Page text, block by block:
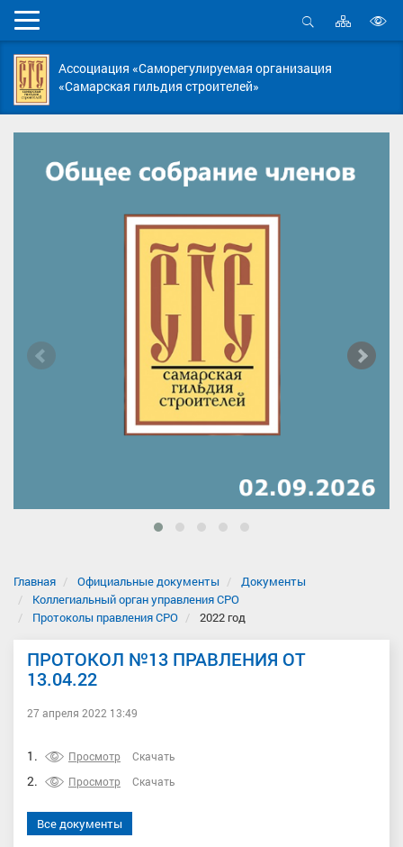
Мобильное
меню
Открыть
Карта
сайта
Ассоциация «Саморегулируемая организация
«Самарская гильдия строителей»
Главная Официальные документы
Документы
Коллегиальный орган управления СРО
Протоколы правления СРО
2022 год
ПРОТОКОЛ №13 ПРАВЛЕНИЯ ОТ
13.04.22
27 апреля 2022 13:49
1. Просмотр Скачать
2. Просмотр Скачать
Все документы